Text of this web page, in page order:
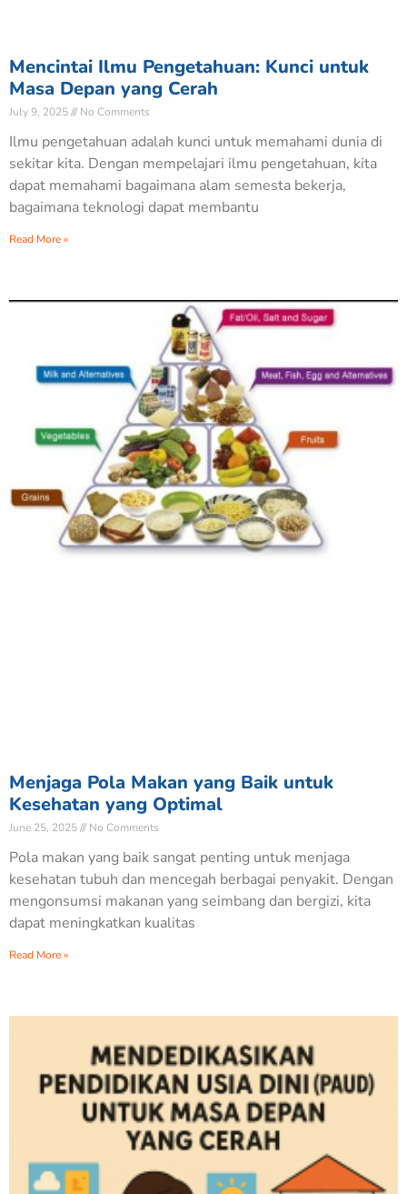
Mencintai Ilmu Pengetahuan: Kunci untuk
Masa Depan yang Cerah
July 9, 2025 No Comments
Ilmu pengetahuan adalah kunci untuk memahami dunia di
sekitar kita. Dengan mempelajari ilmu pengetahuan, kita
dapat memahami bagaimana alam semesta bekerja,
bagaimana teknologi dapat membantu
Read More »
Menjaga Pola Makan yang Baik untuk
Kesehatan yang Optimal
June 25, 2025 No Comments
Pola makan yang baik sangat penting untuk menjaga
kesehatan tubuh dan mencegah berbagai penyakit. Dengan
mengonsumsi makanan yang seimbang dan bergizi, kita
dapat meningkatkan kualitas
Read More »